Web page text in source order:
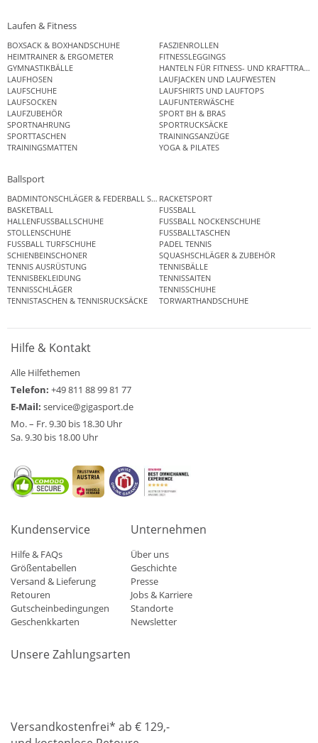
Laufen & Fitness
BOXSACK & BOXHANDSCHUHE
FASZIENROLLEN
HEIMTRAINER & ERGOMETER
FITNESSLEGGINGS
GYMNASTIKBÄLLE
HANTELN FÜR FITNESS- UND
LAUFHOSEN
LAUFJACKEN UND LAUFWESTEN
LAUFSCHUHE
LAUFSHIRTS UND LAUFTOPS
LAUFSOCKEN
LAUFUNTERWÄSCHE
LAUFZUBEHÖR
SPORT BH & BRAS
SPORTNAHRUNG
SPORTRUCKSÄCKE
SPORTTASCHEN
TRAININGSANZÜGE
TRAININGSMATTEN
YOGA & PILATES
Ballsport
BADMINTONSCHLÄGER & FEDERBALL SETSRACKETSPORT
BASKETBALL
FUSSBALL
HALLENFUSSBALLSCHUHE
FUSSBALL NOCKENSCHUHE
STOLLENSCHUHE
FUSSBALLTASCHEN
FUSSBALL TURFSCHUHE
PADEL TENNIS
SCHIENBEINSCHONER
SQUASHSCHLÄGER & ZUBEHÖR
TENNIS AUSRÜSTUNG
TENNISBÄLLE
TENNISBEKLEIDUNG
TENNISSAITEN
TENNISSCHLÄGER
TENNISSCHUHE
TENNISTASCHEN & TENNISRUCKSÄCKE
TORWARTHANDSCHUHE
Hilfe & Kontakt
Alle Hilfethemen
Telefon: +49 811 88 99 81 77
E-Mail: service@gigasport.de
Mo. – Fr. 9.30 bis 18.30 Uhr
Sa. 9.30 bis 18.00 Uhr
Kundenservice
Hilfe & FAQs
Größentabellen
Versand & Lieferung
Retouren
Gutscheinbedingungen
Geschenkkarten
Unternehmen
Über uns
Geschichte
Presse
Jobs & Karriere
Standorte
Newsletter
Unsere Zahlungsarten
Versandkostenfrei* ab € 129,-